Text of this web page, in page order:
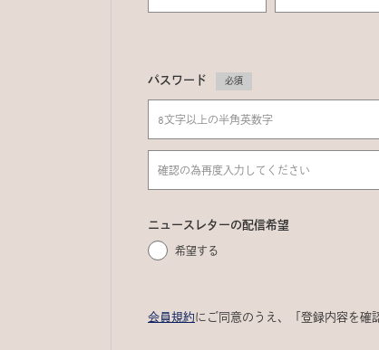
パスワード 必須
ニュースレターの配信希望
希望する
会員規約にご同意のうえ、「登録内容を確